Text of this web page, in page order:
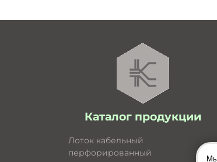
Каталог продукции
Лоток кабельный
перфорированный